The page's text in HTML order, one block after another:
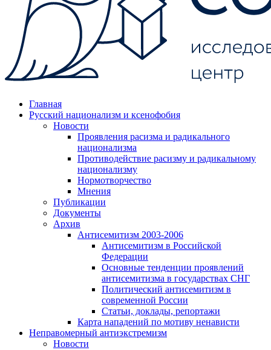
Главная
Русский национализм и ксенофобия
Новости
Проявления расизма и радикального
национализма
Противодействие расизму и радикальному
национализму
Нормотворчество
Мнения
Публикации
Документы
Архив
Антисемитизм 2003-2006
Антисемитизм в Российской
Федерации
Основные тенденции проявлений
антисемитизма в государствах СНГ
Политический антисемитизм в
современной России
Статьи, доклады, репортажи
Карта нападений по мотиву ненависти
Неправомерный антиэкстремизм
Новости